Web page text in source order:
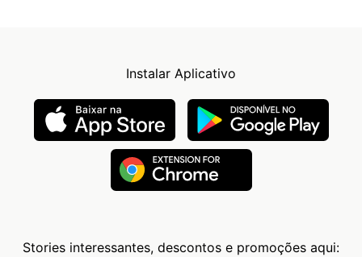
Instalar Aplicativo
Stories interessantes, descontos e promoções aqui: